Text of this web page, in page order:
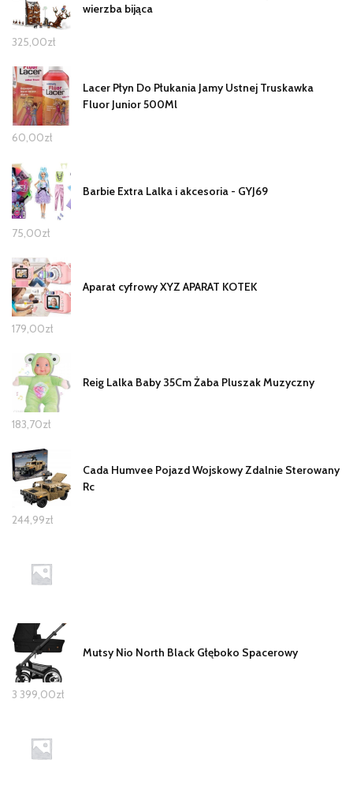
wierzba bijąca
325,00zł
Lacer Płyn Do Płukania Jamy Ustnej Truskawka
Fluor Junior 500Ml
60,00zł
Barbie Extra Lalka i akcesoria - GYJ69
75,00zł
Aparat cyfrowy XYZ APARAT KOTEK
179,00zł
Reig Lalka Baby 35Cm Żaba Pluszak Muzyczny
183,70zł
Cada Humvee Pojazd Wojskowy Zdalnie Sterowany
Rc
244,99zł
Mutsy Nio North Black Głęboko Spacerowy
3 399,00zł